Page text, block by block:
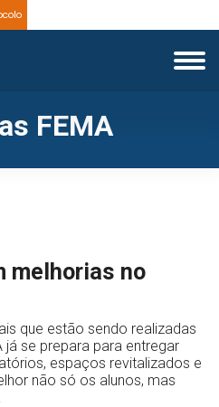
FEMA
melhorias no
que estão sendo realizadas
se prepara para entregar
espaços revitalizados e
não só os alunos, mas